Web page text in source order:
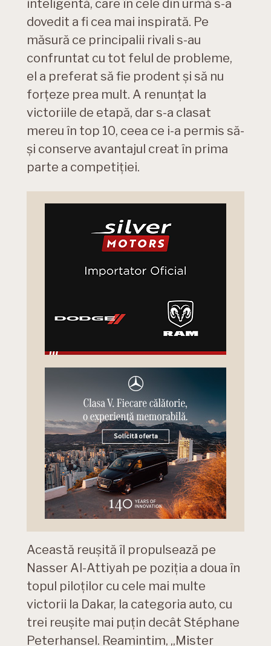
inteligentă, care în cele din urmă s-a
dovedit a fi cea mai inspirată. Pe
măsură ce principalii rivali s-au
confruntat cu tot felul de probleme,
el a preferat să fie prodent și să nu
forțeze prea mult. A renunțat la
victoriile de etapă, dar s-a clasat
mereu în top 10, ceea ce i-a permis să-
și conserve avantajul creat în prima
parte a competiției.
Această reușită îl propulsează pe
Nasser Al-Attiyah pe poziția a doua în
topul piloților cu cele mai multe
victorii la Dakar, la categoria auto, cu
trei reușite mai puțin decât Stéphane
Peterhansel. Reamintim, „Mister